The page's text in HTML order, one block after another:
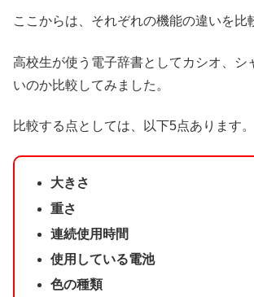
ここからは、それぞれの機能の違いを比
高校生が使う電子辞書としてカシオ、シ
いのか比較してみました。
比較する点としては、以下5点あります。
大きさ
重さ
連続使用時間
使用している電池
色の種類